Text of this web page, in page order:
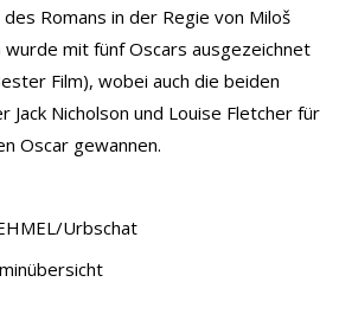
Romans in der Regie von Miloš
wurde mit fünf Oscars ausgezeichnet
Film), wobei auch die beiden
Jack Nicholson und Louise Fletcher für
Oscar gewannen.
Urbschat